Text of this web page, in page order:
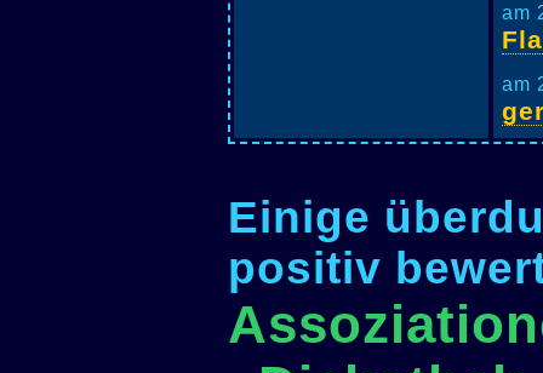
am
am
Einige
positiv